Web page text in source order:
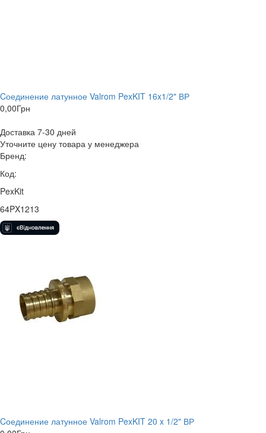
Cоединение латунное Valrom PexKIT 16x1/2" ВР
0,00Грн
Доставка 7-30 дней
Уточните цену товара у менеджера
Бренд:
Код:
PexKit
64PX1213
Cоединение латунное Valrom PexKIT 20 x 1/2" ВР